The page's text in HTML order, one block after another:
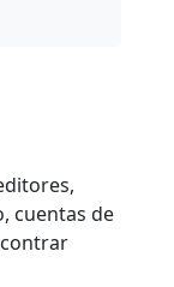
cuentas de